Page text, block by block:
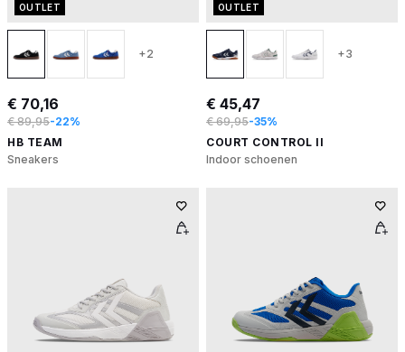
OUTLET
+2
€ 70,16
€ 89,95-22%
HB TEAM
Sneakers
OUTLET
+3
€ 45,47
€ 69,95-35%
COURT CONTROL II
Indoor schoenen